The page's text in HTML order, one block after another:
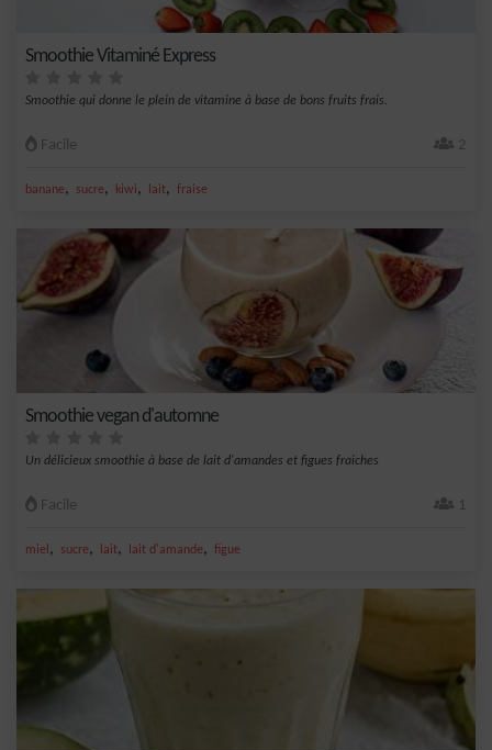
Smoothie Vitaminé Express
Smoothie qui donne le plein de vitamine à base de bons fruits frais.
Facile 2
banane, sucre, kiwi, lait, fraise
Smoothie vegan d'automne
Un délicieux smoothie à base de lait d'amandes et figues fraiches
Facile 1
miel , sucre, lait, lait d'amande, figue